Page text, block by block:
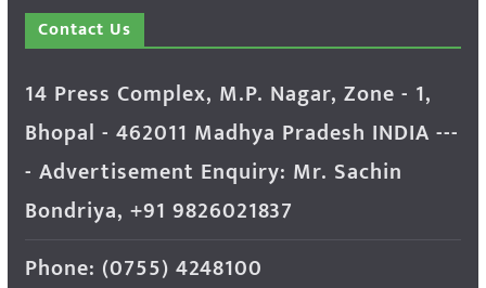
Contact Us
14 Press Complex, M.P. Nagar, Zone - 1,
Bhopal - 462011 Madhya Pradesh INDIA ---
- Advertisement Enquiry: Mr. Sachin
Bondriya, +91 9826021837
Phone: (0755) 4248100